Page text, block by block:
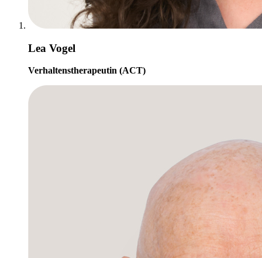
Lea Vogel
Verhaltenstherapeutin (ACT)